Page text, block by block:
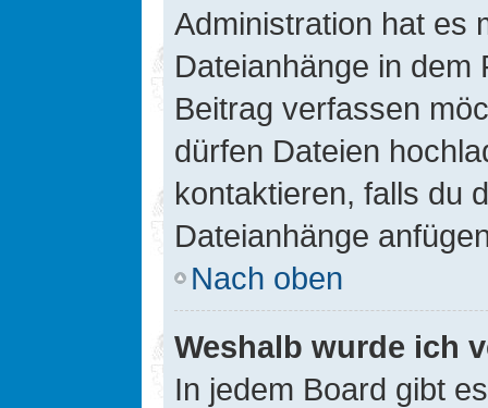
Administration hat es
Dateianhänge in dem
Beitrag verfassen
dürfen Dateien
kontaktieren, falls du
Dateianhänge
Nach oben
Weshalb wurde ich
In jedem Board gibt